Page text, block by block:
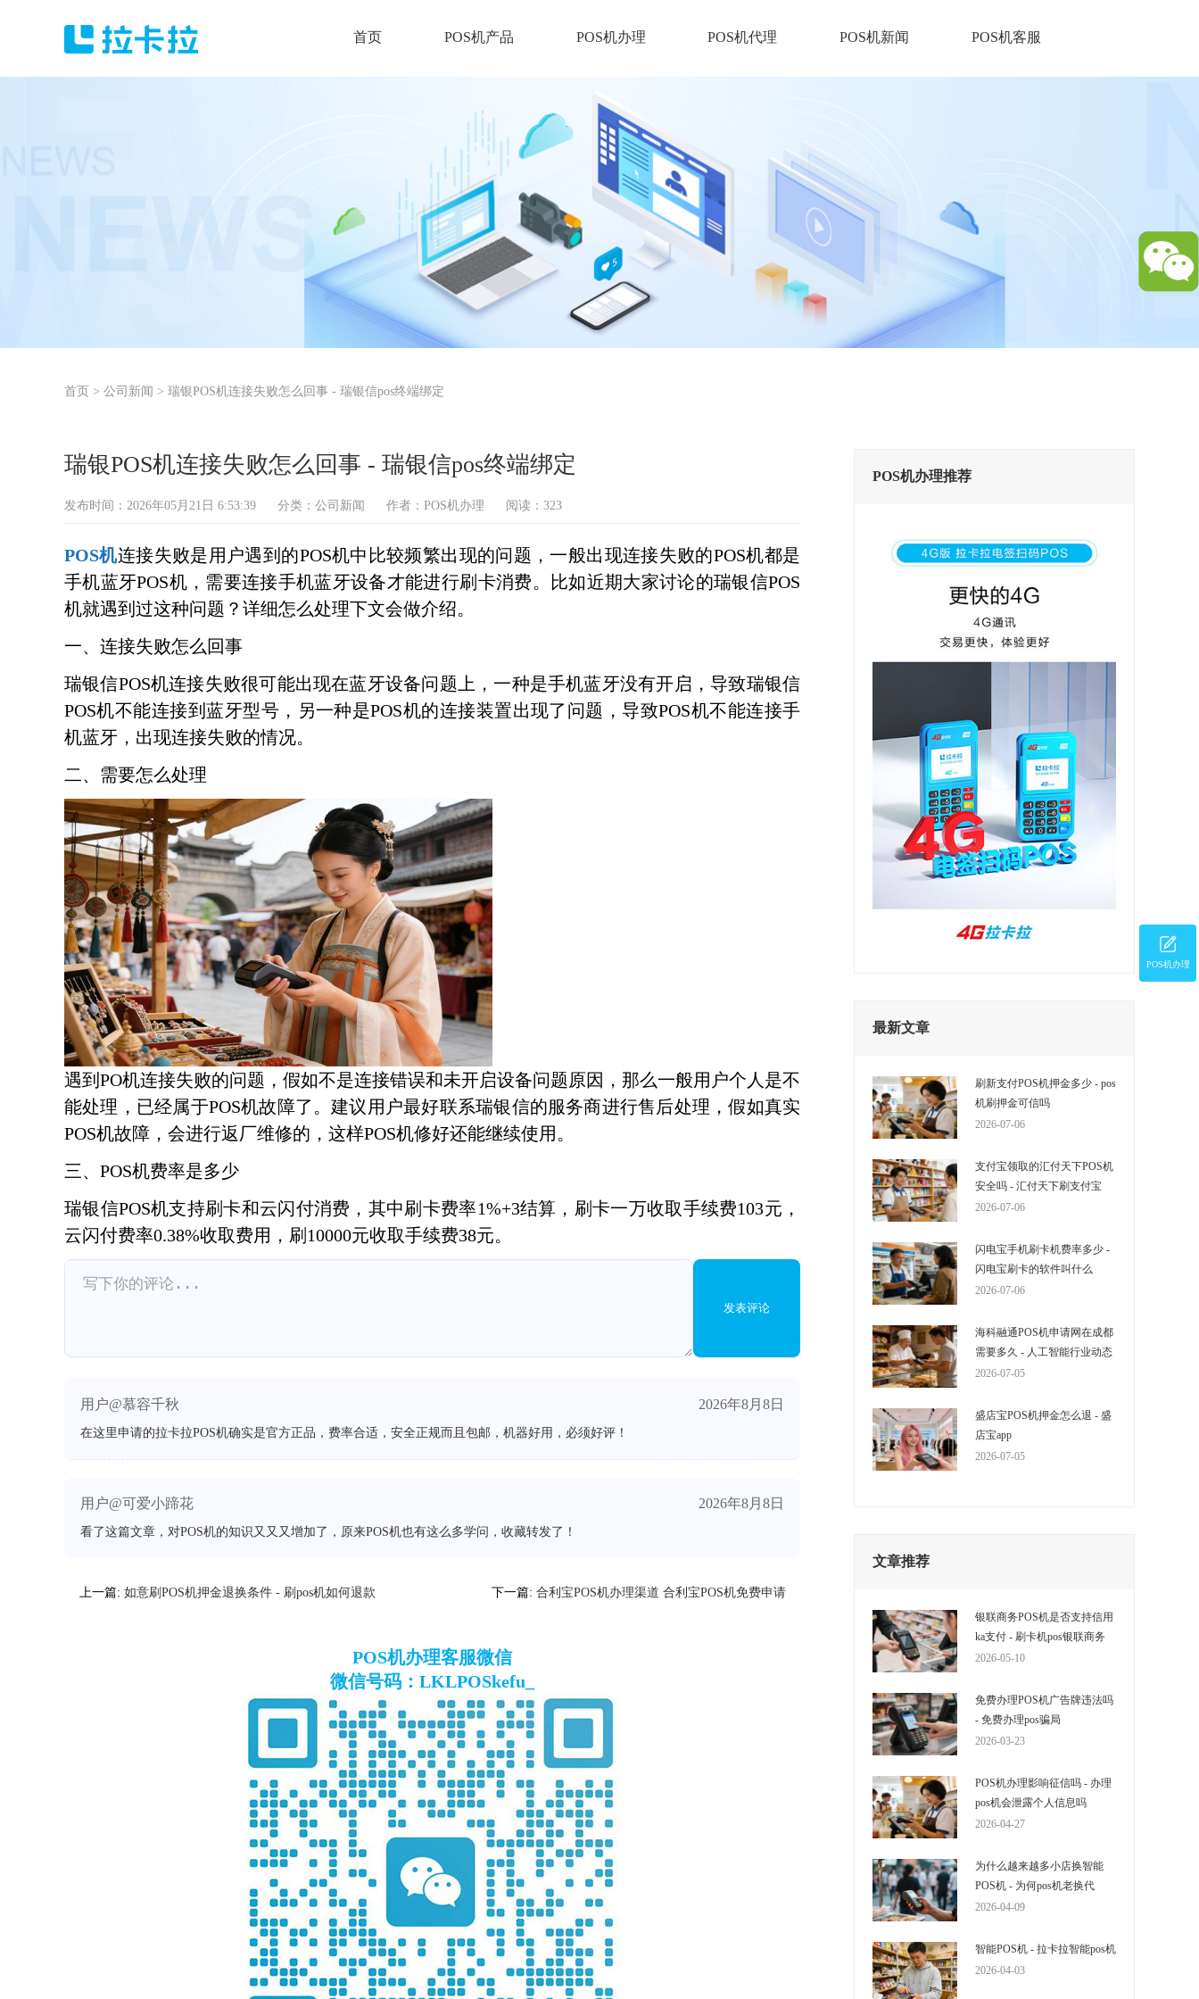
首页 POS机产品 POS机办理 POS机代理 POS机新闻 POS机客服
首页 > 公司新闻 > 瑞银POS机连接失败怎么回事 - 瑞银信pos终端绑定
瑞银POS机连接失败怎么回事 - 瑞银信pos终端绑定
发布时间：2026年05月21日 6:53:39 分类： 公司新闻 作者：POS机办理 阅读：323
POS机连接失败是用户遇到的POS机中比较频繁出现的问题，一般出现连接失败的POS机都是
手机蓝牙POS机，需要连接手机蓝牙设备才能进行刷卡消费。比如近期大家讨论的瑞银信POS
机就遇到过这种问题？详细怎么处理下文会做介绍。
一、连接失败怎么回事
瑞银信POS机连接失败很可能出现在蓝牙设备问题上，一种是手机蓝牙没有开启，导致瑞银信
POS机不能连接到蓝牙型号，另一种是POS机的连接装置出现了问题，导致POS机不能连接手
机蓝牙，出现连接失败的情况。
二、需要怎么处理
遇到PO机连接失败的问题，假如不是连接错误和未开启设备问题原因，那么一般用户个人是不
能处理，已经属于POS机故障了。建议用户最好联系瑞银信的服务商进行售后处理，假如真实
POS机故障，会进行返厂维修的，这样POS机修好还能继续使用。
三、POS机费率是多少
瑞银信POS机支持刷卡和云闪付消费，其中刷卡费率1%+3结算，刷卡一万收取手续费103元，
云闪付费率0.38%收取费用，刷10000元收取手续费38元。
发表评论
用户@慕容千秋 2026年8月8日
在这里申请的拉卡拉POS机确实是官方正品，费率合适，安全正规而且包邮，机器好用，必须好评！
用户@可爱小蹄花 2026年8月8日
看了这篇文章，对POS机的知识又又又增加了，原来POS机也有这么多学问，收藏转发了！
上一篇: 如意刷POS机押金退换条件 - 刷pos机如何退款 下一篇: 合利宝POS机办理渠道 合利宝POS机免费申请
POS机办理客服微信
微信号码：LKLPOSkefu_
POS机办理推荐
最新文章
刷新支付POS机押金多少 - pos
机刷押金可信吗
2026-07-06
支付宝领取的汇付天下POS机
安全吗 - 汇付天下刷支付宝
2026-07-06
闪电宝手机刷卡机费率多少 -
闪电宝刷卡的软件叫什么
2026-07-06
海科融通POS机申请网在成都
需要多久 - 人工智能行业动态
2026-07-05
盛店宝POS机押金怎么退 - 盛
店宝app
2026-07-05
文章推荐
银联商务POS机是否支持信用
ka支付 - 刷卡机pos银联商务
2026-05-10
免费办理POS机广告牌违法吗
- 免费办理pos骗局
2026-03-23
POS机办理影响征信吗 - 办理
pos机会泄露个人信息吗
2026-04-27
为什么越来越多小店换智能
POS机 - 为何pos机老换代
2026-04-09
智能POS机 - 拉卡拉智能pos机
2026-04-03
POS机办理